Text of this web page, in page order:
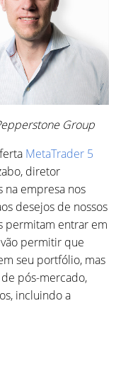
Group
MetaTrader 5
diretor
na empresa nos
desejos de nossos
permitam entrar em
permitir que
seu portfólio, mas
pós-mercado,
incluindo a